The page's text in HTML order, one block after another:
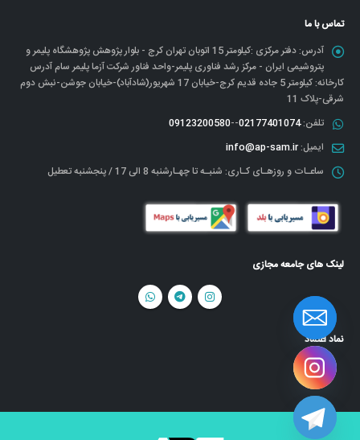
تماس با ما
آدرس:
دفتر مرکزی :کیلومتر 15 اتوبان تهران کرج - بلوار پژوهش پژوهشگاه پلیمر و
پتروشیمی ایران - مرکز رشد فناوری پلیمر-واحد فناور شرکت آزما پلیمر سام آدرس
کارخانه: کیلومتر 5 جاده قدیم کرج-خیابان 17 شهریور(شادآباد)-خیابان جوشن-نبش دوم
شرقی-پلاک 11
تلفن:02177401074
--
09123200580
ایمیل:info@ap-sam.ir
ساعـات و روزهـای کـاری: شنبـه تا چهـارشنبه 8 الی 17 / پنجشنبه تعطیل
لینک های جامعه مجازی
نماد اعتماد